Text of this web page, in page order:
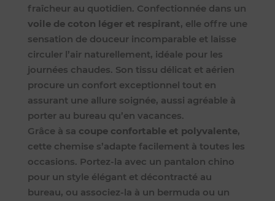
fraîcheur au quotidien. Confectionnée dans un
voile de coton léger et respirant, elle offre une
sensation de douceur incomparable et laisse
circuler l’air naturellement, idéale pour les
journées chaudes. Son tissu délicat et aérien
procure un confort exceptionnel tout en
assurant une allure soignée, aussi agréable à
porter au bureau qu’en vacances.
Grâce à sa coupe confortable et polyvalente,
cette chemise s’adapte facilement à toutes les
occasions. Portez-la avec un pantalon chino
pour un style élégant et décontracté au
bureau, ou associez-la à un bermuda ou un